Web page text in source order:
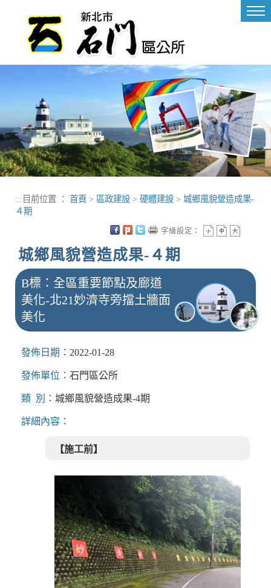
::: 目前位置 ： 首頁 > 區政建設 > 硬體建設 > 城鄉風貌營造成果-
４期
城鄉風貌營造成果-４期
字級設定：
B標：全區重要節點及廊道
美化-北21妙濟寺旁擋土牆面
美化
發佈日期： 2022-01-28
發佈單位： 石門區公所
類 別： 城鄉風貌營造成果-4期
詳細內容：
【施工前】